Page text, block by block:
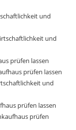
und
und
prüfen lassen
prüfen lassen
und
prüfen lassen
prüfen